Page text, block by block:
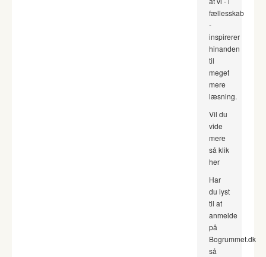
fællesskab
-
inspirerer
hinanden
til
meget
mere
læsning.
Vil du
vide
mere
så klik
her
Har
du lyst
til at
anmelde
på
Bogrummet.dk
så